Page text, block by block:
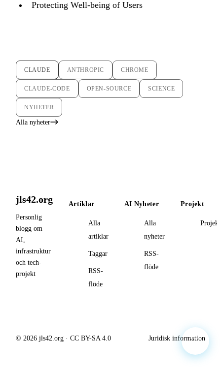
Protecting Well-being of Users
CLAUDE ANTHROPIC CHROME
CLAUDE-CODE OPEN-SOURCE SCIENCE
NYHETER
Alla nyheter
jls42.org
Personlig
blogg om
AI,
infrastruktur
och tech-
projekt
Artiklar
Alla
artiklar
Taggar
RSS-
flöde
AI Nyheter
Alla
nyheter
RSS-
flöde
Projekt
Projekt
© 2026 jls42.org · CC BY-SA 4.0 Juridisk information